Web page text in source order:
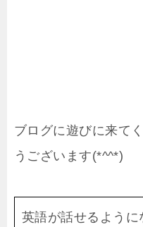
ブログに遊びに来て
うございます(*^^*)
英語が話せるよう